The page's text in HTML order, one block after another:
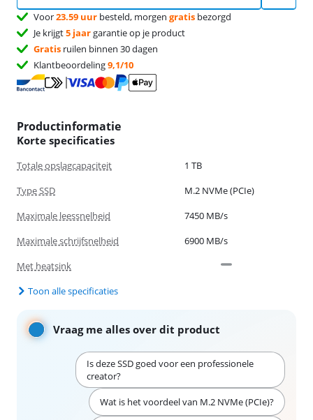
Voor23.59 uur besteld, morgen gratis bezorgd
Je krijgt5 jaargarantie op je product
Gratis ruilen binnen 30 dagen
Klantbeoordeling9,1/10
Productinformatie
Korte specificaties
Totale opslagcapaciteit
1 TB
Type SSD
M.2 NVMe (PCIe)
Maximale leessnelheid
7450 MB/s
Maximale schrijfsnelheid
6900 MB/s
Met heatsink
Toon alle specificaties
Vraag me alles over dit product
Is deze SSD goed voor een professionele
creator?
Wat is het voordeel van M.2 NVMe (PCIe)?